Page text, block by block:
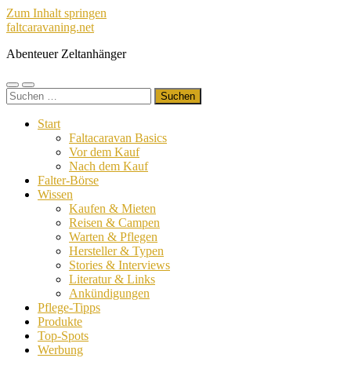
Zum Inhalt springen
faltcaravaning.net
Abenteuer Zeltanhänger
Mobile-
Menü
Suchfeld
ein-/ausblenden
Suchen
nach:
Start
Faltacaravan Basics
Vor dem Kauf
Nach dem Kauf
Falter-Börse
Wissen
Kaufen & Mieten
Reisen & Campen
Warten & Pflegen
Hersteller & Typen
Stories & Interviews
Literatur & Links
Ankündigungen
Pflege-Tipps
Produkte
Top-Spots
Werbung